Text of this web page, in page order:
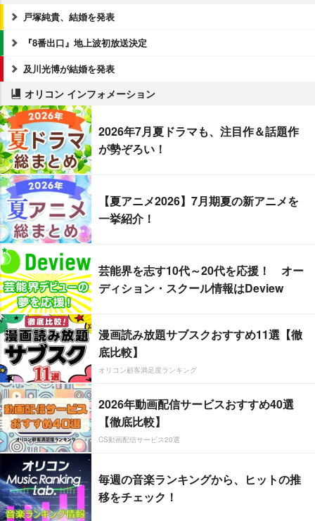
戸塚純貴、結婚を発表
『8番出口』地上波初放送決定
及川光博が結婚を発表
オリコン インフォメーション
2026年7月夏ドラマも、注目作＆話題作
が勢ぞろい！
【夏アニメ2026】7月期夏の新アニメを
一挙紹介！
芸能界を志す10代～20代を応援！ オー
ディション・スクール情報はDeview
漫画読み放題サブスクおすすめ11選【徹
底比較】
オリコン顧客満足度ランキング
2026年動画配信サービスおすすめ40選
【徹底比較】
CS動画配信サービス20選
毎週の音楽ランキングから、ヒットの推
移をチェック！